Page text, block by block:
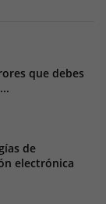
que debes
de
electrónica